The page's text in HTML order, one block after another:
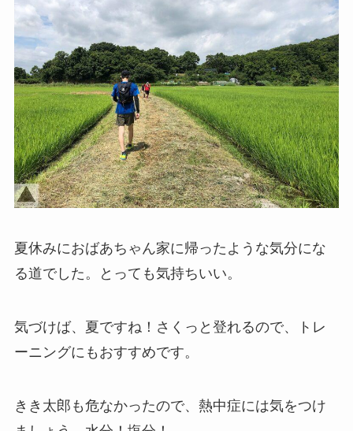
夏休みにおばあちゃん家に帰ったような気分にな
る道でした。とっても気持ちいい。
気づけば、夏ですね！さくっと登れるので、トレ
ーニングにもおすすめです。
きき太郎も危なかったので、熱中症には気をつけ